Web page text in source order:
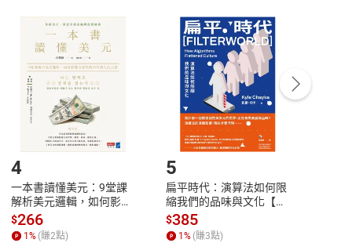
點選「瀏覽訂單明細」 「申請取消訂單/退
貨。
付款方式
Payment
完成訂單
Complete
號，下載書籍後看書
4
一本書讀懂美元：9堂課
解析美元邏輯，如何影響
全球經濟和每個人的投資
【電子書】
$266
1% (賺2點)
5
扁平時代：演算法如何限
縮我們的品味與文化【電
子書】
$385
1% (賺3點)